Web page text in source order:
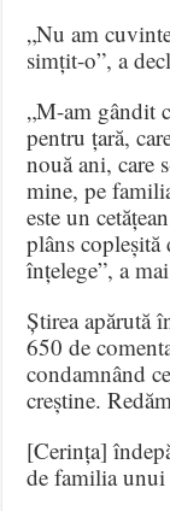
„Nu am
simțit-o”, a
„M-am gândit
pentru țară,
nouă ani, care
mine, pe
este un
plâns copleșită
înțelege”, a
Știrea apărută
650 de
condamnând
creștine.
[Cerința]
de familia unui